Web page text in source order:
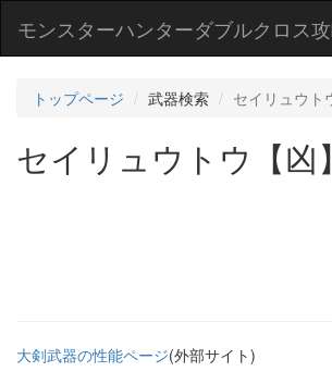
モンスターハンターダブルクロス
トップページ 武器検索 セイリュウト
セイリュウトウ【凶】
大剣武器の性能ページ(外部サイト)